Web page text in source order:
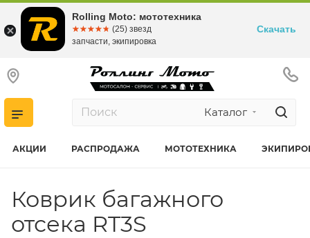
Каталог
АКЦИИ РАСПРОДАЖА МОТОТЕХНИКА
Коврик багажного
отсека RT3S
Rolling Moto: мототехника
☆☆☆☆☆
★★★★★ (25) звезд
запчасти, экипировка
Скачать